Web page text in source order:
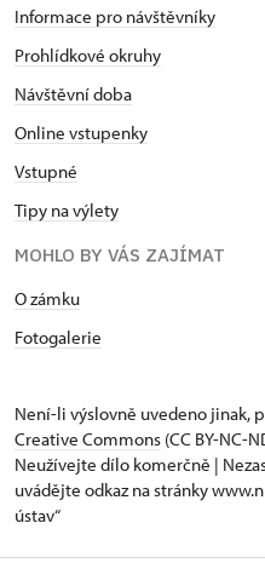
Informace pro návštěvníky
Prohlídkové okruhy
Návštěvní doba
Online vstupenky
Vstupné
Tipy na výlety
MOHLO BY VÁS ZAJÍMAT
O zámku
Fotogalerie
Není-li výslovně uvedeno jinak,
Creative Commons (CC BY-NC-
Neužívejte dílo komerčně |
uvádějte odkaz na stránky
ústav“